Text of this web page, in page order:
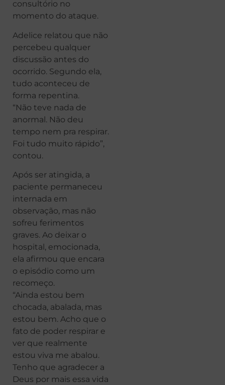
consultório no
momento do ataque.
Adelice relatou que não
percebeu qualquer
discussão antes do
ocorrido. Segundo ela,
tudo aconteceu de
forma repentina.
“Não teve nada de
anormal. Não deu
tempo nem pra respirar.
Foi tudo muito rápido”,
contou.
Após ser atingida, a
paciente permaneceu
internada em
observação, mas não
sofreu ferimentos
graves. Ao deixar o
hospital, emocionada,
ela afirmou que encara
o episódio como um
recomeço.
“Ainda estou bem
chocada, abalada, mas
estou bem. Acho que o
fato de poder respirar e
ver que realmente
estou viva me abalou.
Tenho que agradecer a
Deus por mais essa vida